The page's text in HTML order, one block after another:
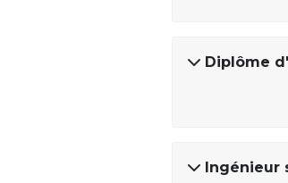
Diplôme
Ingénieur